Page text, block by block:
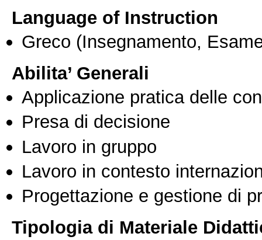
Language of Instruction
Greco (Insegnamento,
Abilita’ Generali
Applicazione pratica delle
Presa di decisione
Lavoro in gruppo
Lavoro in contesto
Progettazione e gestione di
Tipologia di Materiale